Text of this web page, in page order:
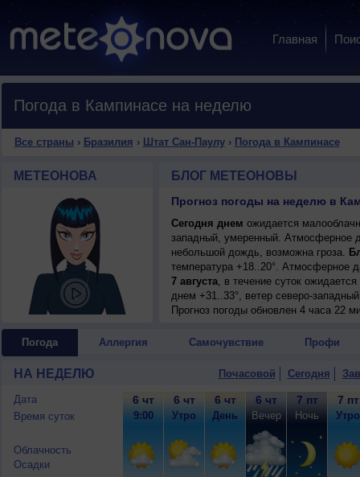
Главная
Погода в Кампинасе на неделю
Все страны › Бразилия › Штат Сан-Паулу› Погода в Кампинасе
МЕТЕОНОВА БЛОГ МЕТЕОНОВЫ
Прогноз погоды на неделю в
Сегодня днем ожидается
западный, умеренный. Атмосферное
небольшой дождь, возможна гроза.
температура +18..20°. Атмосферное
7 августа, в течение суток
днем +31..33°, ветер северо-
Прогноз погоды обновлен 4 часа 22
Погода Аллергия Самочувствие Профи
НА НЕДЕЛЮ Почасовой Сегодня
Дата
Время суток
Облачность
Осадки
6 чт
9:00
6 чт
Утро
6 чт
День
6 чт
Вечер
7 пт
Ночь
7 пт
Утро